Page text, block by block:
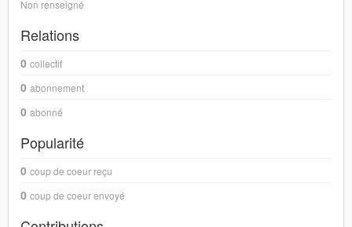
Non renseigné
Relations
0 collectif
0 abonnement
0 abonné
Popularité
0 coup de coeur reçu
0 coup de coeur envoyé